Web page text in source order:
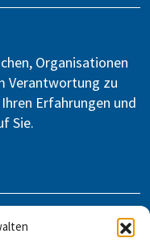
Organisationen
Verantwortung zu
Erfahrungen und
Sie.